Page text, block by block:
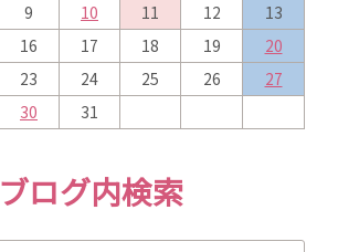
9 10 11 12
13
16 17 18 19
20
23 24 25 26
27
30 31
ブログ内検索